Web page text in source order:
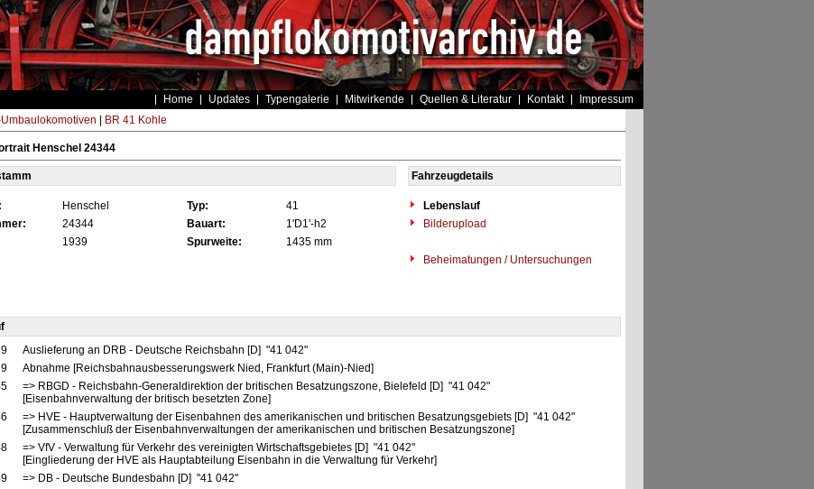
Home Updates Typengalerie Mitwirkende Quellen & Literatur Kontakt Impressum
Umbaulokomotiven BR 41 Kohle
Henschel 24344
Fahrzeugdetails
Henschel Typ: 41
Lebenslauf
24344 Bauart: 1'D1'-h2
Bilderupload
1939 Spurweite:
1435 mm
Beheimatungen / Untersuchungen
Auslieferung an DRB - Deutsche Reichsbahn [D] "41 042"
Abnahme [Reichsbahnausbesserungswerk Nied, Frankfurt (Main)-Nied]
=> RBGD - Reichsbahn-Generaldirektion der britischen Besatzungszone, Bielefeld [D] "41 042"
[Eisenbahnverwaltung der britisch besetzten Zone]
=> HVE - Hauptverwaltung der Eisenbahnen des amerikanischen und britischen Besatzungsgebiets [D] "41 042"
[Zusammenschluß der Eisenbahnverwaltungen der amerikanischen und britischen Besatzungszone]
=> VfV - Verwaltung für Verkehr des vereinigten Wirtschaftsgebietes [D] "41 042"
[Eingliederung der HVE als Hauptabteilung Eisenbahn in die Verwaltung für Verkehr]
=> DB - Deutsche Bundesbahn [D] "41 042"